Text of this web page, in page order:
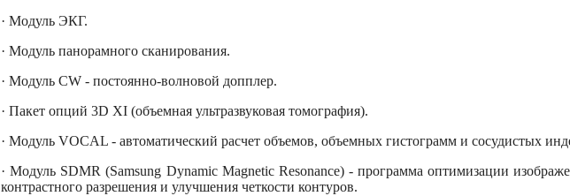
· Модуль ЭКГ.
· Модуль панорамного сканирования.
· Модуль CW - постоянно-волновой допплер.
· Пакет опций 3D XI (объемная ультразвуковая томография).
· Модуль VOCAL - автоматический расчет объемов, объемных гистограмм и сосудистых
· Модуль SDMR (Samsung Dynamic Magnetic Resonance) - программа оптимизации
контрастного разрешения и улучшения четкости контуров.